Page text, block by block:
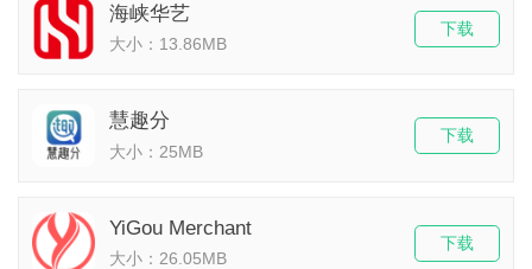
海峡华艺
大小：13.86MB
下载
慧趣分
大小：25MB
下载
YiGou Merchant
大小：26.05MB
下载